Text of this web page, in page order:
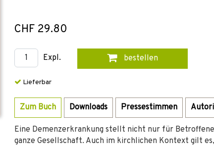
CHF 29.80
Expl. bestellen
Lieferbar
Zum Buch Downloads Pressestimmen
Eine Demenzerkrankung stellt nicht nur für
ganze Gesellschaft. Auch im kirchlichen Kontext gilt